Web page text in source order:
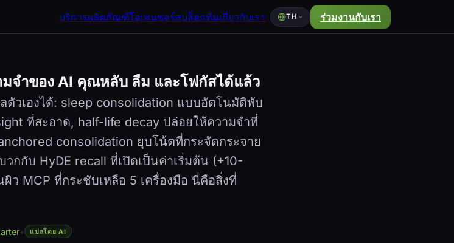
บริการผลิตภัณฑ์โอเพนซอร์สบล็อกทีมเกี่ยวกับเรา TH ร่วมงานกับเรา
จำของ AI คุณหลับ ลืม และโฟกัสได้แล้ว
ตัวเองได้: sleep consolidation แบบอัตโนมัติพับ
ที่สะอาด, half-life decay ปล่อยให้ความจำที่
consolidation ยุบโน้ตที่กระจัดกระจาย
กกับ HyDE recall ที่เปิดเป็นค่าเริ่มต้น (+10-
ว MCP ที่กระชับเหลือ 5 เครื่องมือ นี่คือสิ่งที่
• แปลโดย AI